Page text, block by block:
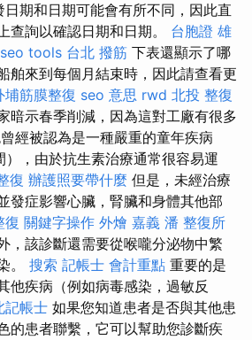
日期和日期可能會有所不同，因此直
查詢以確認日期和日期。 台胞證 雄
seo tools 台北 撥筋 下表還顯示了哪
舶來到每個月結束時，因此請查看更
埔筋膜整復 seo 意思 rwd 北投 整復
暗示春季削減，因為這對工廠有很多
經被認為是一種嚴重的童年疾病
），由於抗生素治療通常很容易運
復 辦護照要帶什麼 但是，未經治療
發症影響心臟，腎臟和身體其他部
復 關鍵字操作 外燴 嘉義 潘 整復所
，該診斷還需要從喉嚨分泌物中繁
。 搜索 記帳士 會計重點 重要的是
他疾病（例如病毒感染，過敏反
記帳士 如果您知道患者是否與其他患
的患者聯繫，它可以幫助您診斷疾